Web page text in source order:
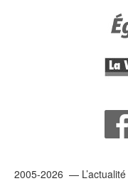
2005-2026 — L’actualité